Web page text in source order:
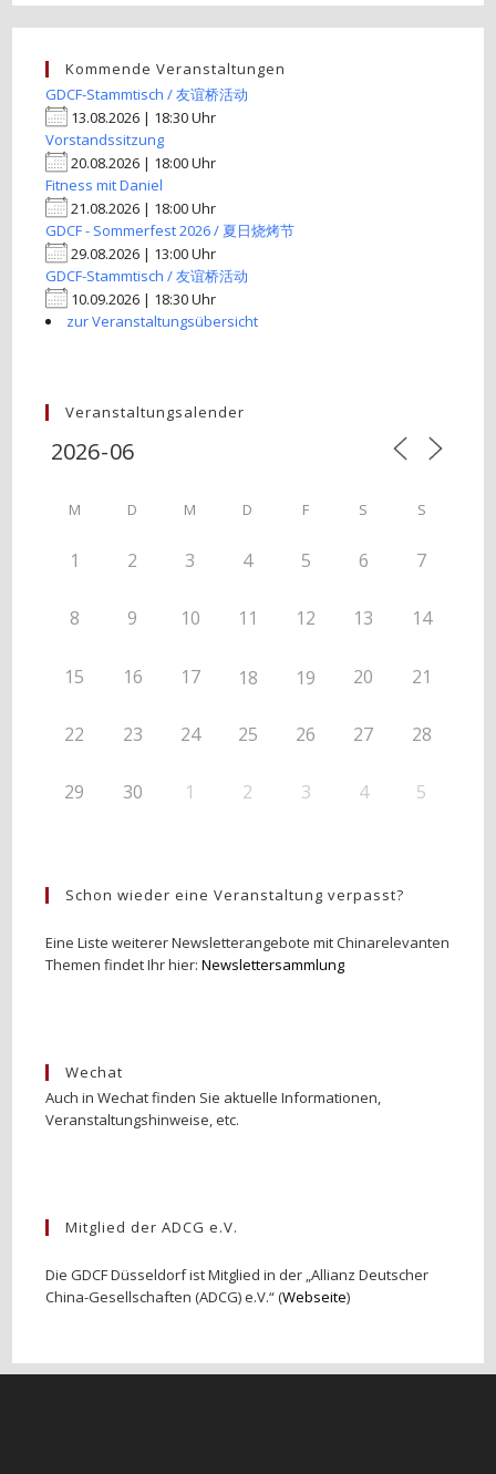
Kommende Veranstaltungen
GDCF-Stammtisch / 友谊桥活动
13.08.2026 | 18:30 Uhr
Vorstandssitzung
20.08.2026 | 18:00 Uhr
Fitness mit Daniel
21.08.2026 | 18:00 Uhr
GDCF - Sommerfest 2026 / 夏日烧烤节
29.08.2026 | 13:00 Uhr
GDCF-Stammtisch / 友谊桥活动
10.09.2026 | 18:30 Uhr
zur Veranstaltungsübersicht
Veranstaltungsalender
M D M D F S S
1 2 3 4 5 6 7
8 9 10 11 12 13 14
15 16 17 18 19 20 21
22 23 24 25 26 27 28
29 30 1 2 3 4 5
Schon wieder eine Veranstaltung verpasst?
Eine Liste weiterer Newsletterangebote mit Chinarelevanten
Themen findet Ihr hier:Newslettersammlung
Wechat
Auch in Wechat finden Sie aktuelle Informationen,
Veranstaltungshinweise, etc.
Mitglied der ADCG e.V.
Die GDCF Düsseldorf ist Mitglied in der „Allianz Deutscher
China-Gesellschaften (ADCG) e.V.“ (Webseite)